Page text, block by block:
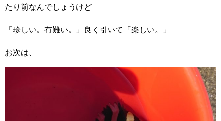
たり前なんでしょうけど
「珍しい。有難い。」良く引いて「楽しい。」
お次は、